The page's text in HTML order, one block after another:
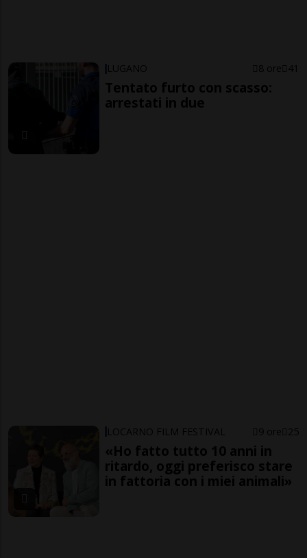
LUGANO 8 ore 41
Tentato furto con scasso:
arrestati in due
LOCARNO FILM FESTIVAL 9 ore 25
«Ho fatto tutto 10 anni in
ritardo, oggi preferisco stare
in fattoria con i miei animali»